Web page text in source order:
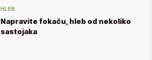
HLEB
Napravite fokaču, hleb od nekoliko
sastojaka